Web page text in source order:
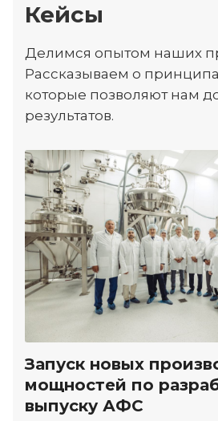
Кейсы
Делимся опытом наших
Рассказываем о
которые позволяют нам
результатов.
Запуск новых
мощностей по
выпуску АФС